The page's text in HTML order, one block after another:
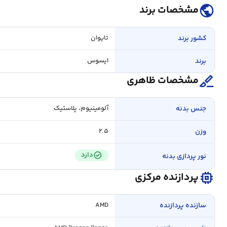
publicمشخصات برند
کشور برند تایوان
برند ایسوس
surgicalمشخصات ظاهری
جنس بدنه آلومینیوم، پلاستیک
وزن ۲.۵
نور پردازی بدنه check_circleدارد
memoryپردازنده مرکزی
سازنده پردازنده AMD